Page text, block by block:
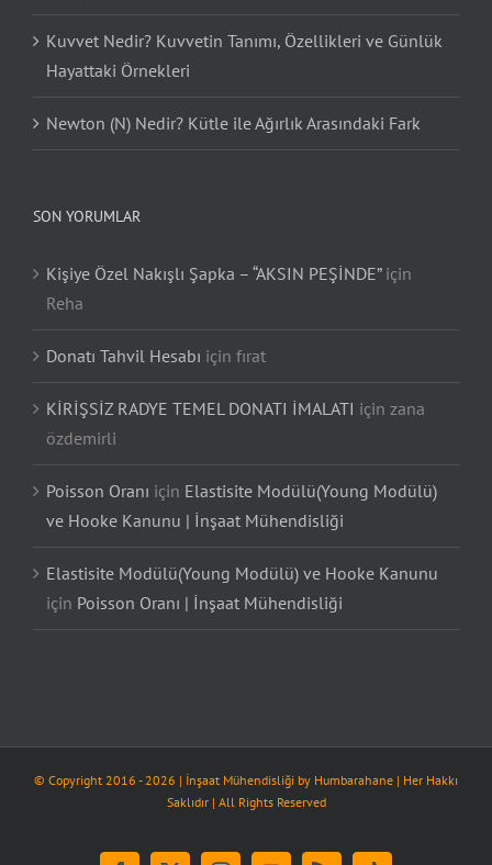
Kuvvet Nedir? Kuvvetin Tanımı, Özellikleri ve Günlük
Hayattaki Örnekleri
Newton (N) Nedir? Kütle ile Ağırlık Arasındaki Fark
SON YORUMLAR
Kişiye Özel Nakışlı Şapka – “AKSIN PEŞİNDE”için
Reha
Donatı Tahvil Hesabı için fırat
KİRİŞSİZ RADYE TEMEL DONATI İMALATI için zana
özdemirli
Poisson Oranı için Elastisite Modülü(Young Modülü)
ve Hooke Kanunu | İnşaat Mühendisliği
Elastisite Modülü(Young Modülü) ve Hooke Kanunu
için Poisson Oranı | İnşaat Mühendisliği
© Copyright 2016 -2026 | İnşaat Mühendisliği by Humbarahane | Her Hakkı
Saklıdır | All Rights Reserved